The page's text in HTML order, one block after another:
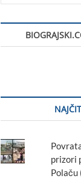
prizori
Polaču